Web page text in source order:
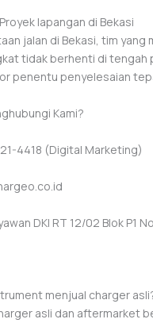
lapangan di Bekasi
jalan di Bekasi, tim
tidak berhenti di tengah
penentu penyelesaian
Kami?
4418 (Digital Marketing)
DKI RT 12/02 Blok P1
menjual charger
asli dan aftermarket